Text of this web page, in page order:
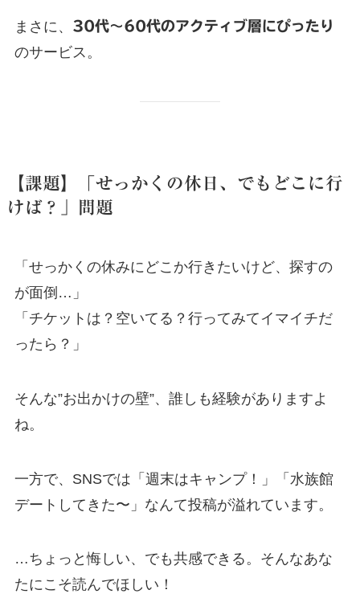
まさに、 30代〜60代のアクティブ層にぴったり
のサービス。
【課題】「せっかくの休日、でもどこに行
けば？」問題
「せっかくの休みにどこか行きたいけど、探すの
が面倒…」
「チケットは？空いてる？行ってみてイマイチだ
ったら？」
そんな”お出かけの壁”、誰しも経験がありますよ
ね。
一方で、SNSでは「週末はキャンプ！」「水族館
デートしてきた〜」なんて投稿が溢れています。
…ちょっと悔しい、でも共感できる。そんなあな
たにこそ読んでほしい！